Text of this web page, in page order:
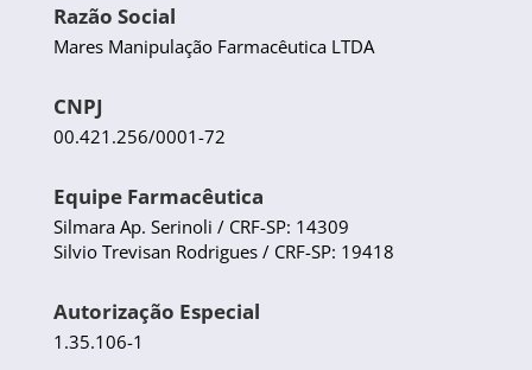
Razão Social
Mares Manipulação Farmacêutica LTDA
CNPJ
00.421.256/0001-72
Equipe Farmacêutica
Silmara Ap. Serinoli / CRF-SP: 14309
Silvio Trevisan Rodrigues / CRF-SP: 19418
Autorização Especial
1.35.106-1